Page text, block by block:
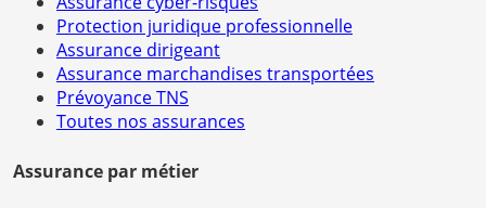
Protection juridique professionnelle
Assurance dirigeant
Assurance marchandises transportées
Prévoyance TNS
Toutes nos assurances
Assurance par métier